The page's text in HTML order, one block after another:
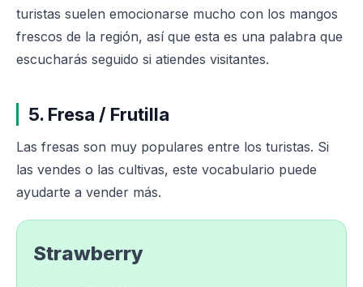
turistas suelen emocionarse mucho con los mangos
frescos de la región, así que esta es una palabra que
escucharás seguido si atiendes visitantes.
5. Fresa / Frutilla
Las fresas son muy populares entre los turistas. Si
las vendes o las cultivas, este vocabulario puede
ayudarte a vender más.
Strawberry